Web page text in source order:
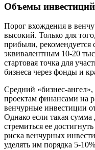
Объемы инвестиций
Порог вхождения в
высокий. Только для
прибыли, рекомендуется
эквивалентным 10-20
стартовая точка для
бизнеса через фонды и
Средний «бизнес-ангел»,
проектам финансами на
венчурные инвестиции
Однако если такая сумма
стремиться ее
риска венчурных
уделять им порядка 5-